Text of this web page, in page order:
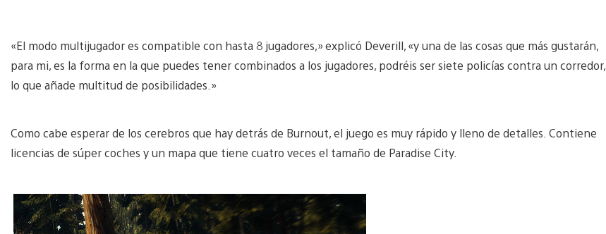
«El modo multijugador es compatible con hasta 8 jugadores,» explicó Deverill, «y una de las cosas que más gustarán,
para mi, es la forma en la que puedes tener combinados a los jugadores, podréis ser siete policías contra un corredor,
lo que añade multitud de posibilidades.»
Como cabe esperar de los cerebros que hay detrás de Burnout, el juego es muy rápido y lleno de detalles. Contiene
licencias de súper coches y un mapa que tiene cuatro veces el tamaño de Paradise City.